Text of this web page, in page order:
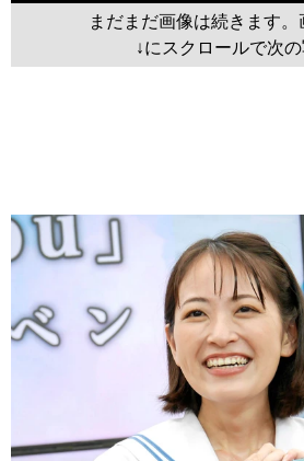
まだまだ画像は続きます。
↓にスクロールで次